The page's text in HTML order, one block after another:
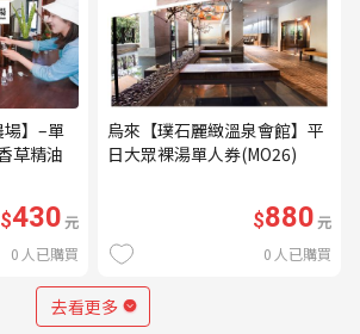
】–單
草精油
$430元
0 人已購買
烏來【璞石麗緻溫泉會館】平
日大眾裸湯單人券(MO26)
$880元
0 人已購買
去看更多